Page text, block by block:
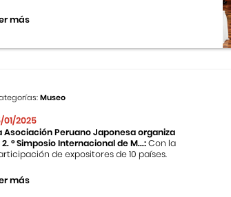
más
Museo
01/2025
Asociación Peruano Japonesa organiza
2. ° Simposio Internacional de M...:Con la
de expositores de 10 países.
más